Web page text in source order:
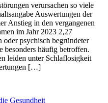
verursachen so viele
Auswertungen der
Anstieg in den vergangenen
im Jahr 2023 2,27
psychisch begründeter
besonders häufig betroffen.
leiden unter Schlaflosigkeit
[…]